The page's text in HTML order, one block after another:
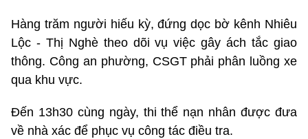
Hàng trăm người hiếu kỳ, đứng dọc bờ kênh Nhiêu
Lộc - Thị Nghè theo dõi vụ việc gây ách tắc giao
thông. Công an phường, CSGT phải phân luồng xe
qua khu vực.
Đến 13h30 cùng ngày, thi thể nạn nhân được đưa
về nhà xác để phục vụ công tác điều tra.